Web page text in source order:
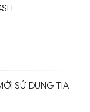
SỬ DỤNG TIA